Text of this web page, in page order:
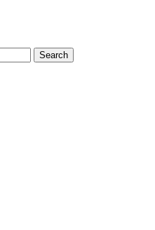
Search